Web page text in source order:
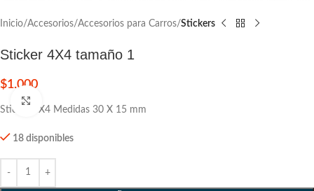
Inicio Accesorios Accesorios para Carros Stickers
Sticker 4X4 tamaño 1
$1.000
Sticker 4X4 Medidas 30 X 15 mm
18 disponibles